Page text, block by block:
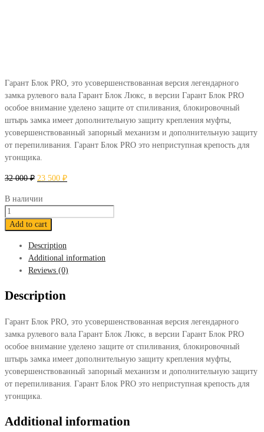
Гарант Блок PRO, это усовершенствованная версия легендарного
замка рулевого вала Гарант Блок Люкс, в версии Гарант Блок PRO
особое внимание уделено защите от спиливания, блокировочный
штырь замка имеет дополнительную защиту крепления муфты,
усовершенствованный запорный механизм и дополнительную защиту
от перепиливания. Гарант Блок PRO это неприступная крепость для
угонщика.
32 000₽ 23 500 ₽
В наличии
Блокиратор
Гарант
ПРО
Skoda
2013-
quantity
Add to cart
Description
Additional information
Reviews (0)
Description
Гарант Блок PRO, это усовершенствованная версия легендарного
замка рулевого вала Гарант Блок Люкс, в версии Гарант Блок PRO
особое внимание уделено защите от спиливания, блокировочный
штырь замка имеет дополнительную защиту крепления муфты,
усовершенствованный запорный механизм и дополнительную защиту
от перепиливания. Гарант Блок PRO это неприступная крепость для
угонщика.
Additional information